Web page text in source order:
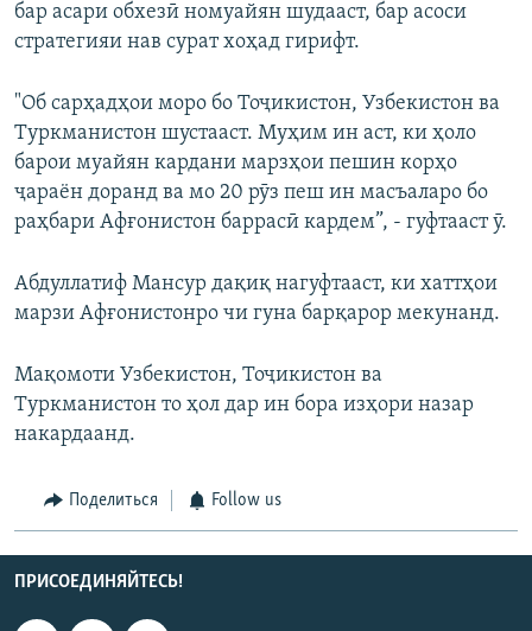
бар асари обхезӣ номуайян шудааст, бар асоси
стратегияи нав сурат хоҳад гирифт.
"Об сарҳадҳои моро бо Тоҷикистон, Узбекистон ва
Туркманистон шустааст. Муҳим ин аст, ки ҳоло
барои муайян кардани марзҳои пешин корҳо
ҷараён доранд ва мо 20 рӯз пеш ин масъаларо бо
раҳбари Афғонистон баррасӣ кардем”, - гуфтааст ӯ.
Абдуллатиф Мансур дақиқ нагуфтааст, ки хаттҳои
марзи Афғонистонро чи гуна барқарор мекунанд.
Мақомоти Узбекистон, Тоҷикистон ва
Туркманистон то ҳол дар ин бора изҳори назар
накардаанд.
Поделиться Follow us
ПРИСОЕДИНЯЙТЕСЬ!